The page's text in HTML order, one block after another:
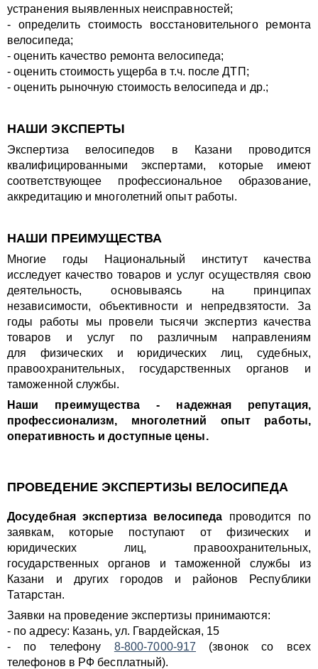
устранения выявленных неисправностей;
- определить стоимость восстановительного ремонта
велосипеда;
- оценить качество ремонта велосипеда;
- оценить стоимость ущерба в т.ч. после ДТП;
- оценить рыночную стоимость велосипеда и др.;
НАШИ ЭКСПЕРТЫ
Экспертиза велосипедов в Казани проводится
квалифицированными экспертами, которые имеют
соответствующее профессиональное образование,
аккредитацию и многолетний опыт работы.
НАШИ ПРЕИМУЩЕСТВА
Многие годы Национальный институт качества
исследует качество товаров и услуг осуществляя свою
деятельность, основываясь на принципах
независимости, объективности и непредвзятости. За
годы работы мы провели тысячи экспертиз качества
товаров и услуг по различным направлениям
для физических и юридических лиц, судебных,
правоохранительных, государственных органов и
таможенной службы.
Наши преимущества - надежная репутация,
профессионализм, многолетний опыт работы,
оперативность и доступные цены.
ПРОВЕДЕНИЕ ЭКСПЕРТИЗЫ ВЕЛОСИПЕДА
Досудебная экспертиза велосипеда проводится по
заявкам, которые поступают от физических и
юридических лиц, правоохранительных,
государственных органов и таможенной службы из
Казани и других городов и районов Республики
Татарстан.
Заявки на проведение экспертизы принимаются:
- по адресу: Казань, ул. Гвардейская, 15
- по телефону 8-800-7000-917 (звонок со всех
телефонов в РФ бесплатный).